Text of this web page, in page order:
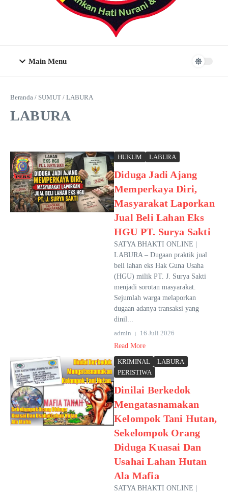
Main Menu
Beranda / SUMUT / LABURA
LABURA
HUKUM LABURA
Diduga Jadi Ajang
Memperkaya Diri,
Masyarakat Laporkan
Jual Beli Lahan Eks
HGU PT. Surya Sakti
SATYA BHAKTI ONLINE |
LABURA – Dugaan praktik jual
beli lahan eks Hak Guna Usaha
(HGU) milik PT. J. Surya Sakti
menjadi sorotan masyarakat.
Sejumlah warga melaporkan
dugaan adanya transaksi yang
dinil...
admin
16 Juli 2026
Read More
KRIMINAL
LABURA
PERISTIWA
Dinilai Berkedok
Mengatasnamakan
Kelompok Tani Hutan,
Sekelompok Orang
Diduga Kuasai Dan
Usahai Lahan Hutan
Ala Mafia
SATYA BHAKTI ONLINE |